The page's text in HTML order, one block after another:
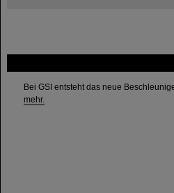
Bei GSI entsteht das neue
mehr.